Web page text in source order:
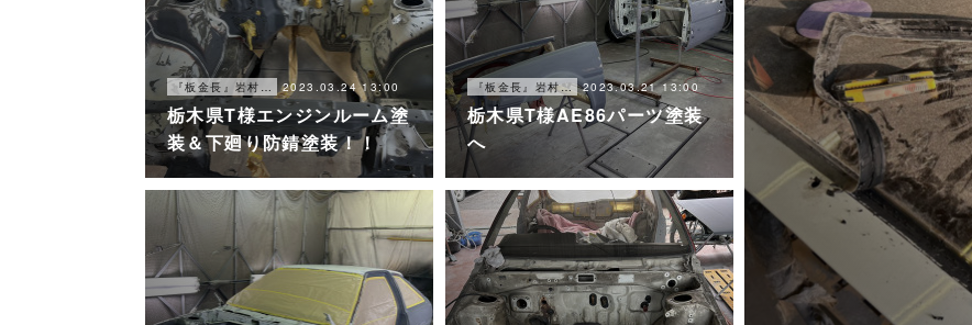
『板金長』岩村ブログ 2023.03.24 13:00
栃木県T様エンジンルーム塗
装＆下廻り防錆塗装！！
『板金長』岩村ブログ 2023.03.21 13:00
栃木県T様AE86パーツ塗装
へ